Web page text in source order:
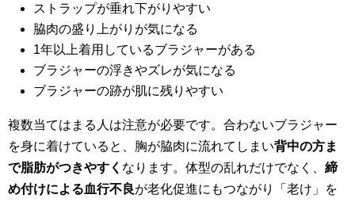
ストラップが垂れ下がりやすい
脇肉の盛り上がりが気になる
1年以上着用しているブラジャーがある
ブラジャーの浮きやズレが気になる
ブラジャーの跡が肌に残りやすい
複数当てはまる人は注意が必要です。合わないブラジャー
を身に着けていると、胸が脇肉に流れてしまい背中の方ま
で脂肪がつきやすく なります。体型の乱れだけでなく、 締
め付けによる血行不良が老化促進にもつながり「老け」を